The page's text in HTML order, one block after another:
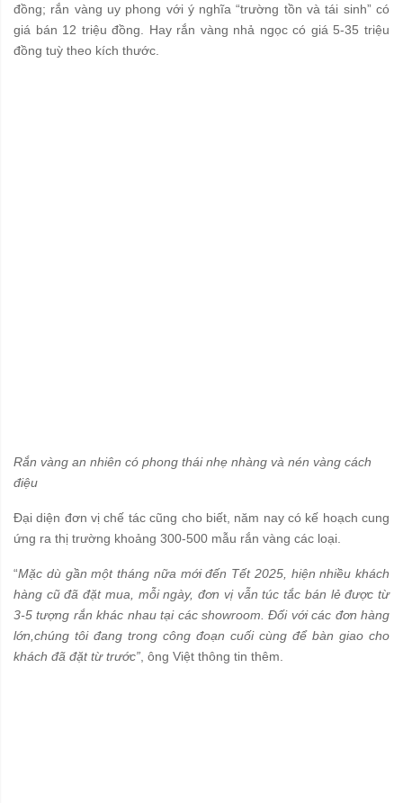
đồng; rắn vàng uy phong với ý nghĩa “trường tồn và tái sinh” có
giá bán 12 triệu đồng. Hay rắn vàng nhả ngọc có giá 5-35 triệu
đồng tuỳ theo kích thước.
Rắn vàng an nhiên có phong thái nhẹ nhàng và nén vàng cách
điệu
Đại diện đơn vị chế tác cũng cho biết, năm nay có kế hoạch cung
ứng ra thị trường khoảng 300-500 mẫu rắn vàng các loại.
“Mặc dù gần một tháng nữa mới đến Tết 2025, hiện nhiều khách
hàng cũ đã đặt mua, mỗi ngày, đơn vị vẫn túc tắc bán lẻ được từ
3-5 tượng rắn khác nhau tại các showroom. Đối với các đơn hàng
lớn,chúng tôi đang trong công đoạn cuối cùng để bàn giao cho
khách đã đặt từ trước” , ông Việt thông tin thêm.